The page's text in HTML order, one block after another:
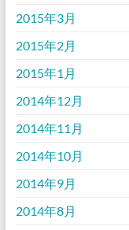
2015年3月
2015年2月
2015年1月
2014年12月
2014年11月
2014年10月
2014年9月
2014年8月